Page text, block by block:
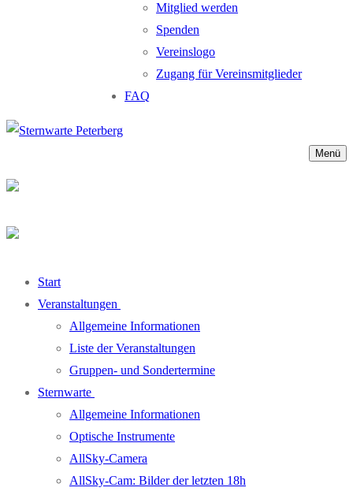
Mitglied werden
Spenden
Vereinslogo
Zugang für Vereinsmitglieder
FAQ
Menü
Start
Veranstaltungen
Allgemeine Informationen
Liste der Veranstaltungen
Gruppen- und Sondertermine
Sternwarte
Allgemeine Informationen
Optische Instrumente
AllSky-Camera
AllSky-Cam: Bilder der letzten 18h